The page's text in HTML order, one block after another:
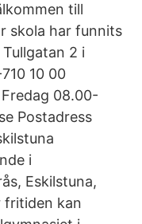
till
skola har funnits
2 i
10 00
08.00-
Postadress
i
Eskilstuna,
fritiden kan